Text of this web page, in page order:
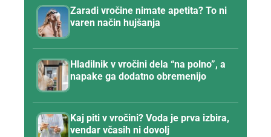
Zaradi vročine nimate apetita? To ni
varen način hujšanja
Hladilnik v vročini dela “na polno”, a
napake ga dodatno obremenijo
Kaj piti v vročini? Voda je prva izbira,
vendar včasih ni dovolj